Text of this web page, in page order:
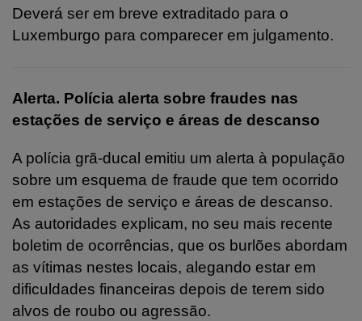
Deverá ser em breve extraditado para o
Luxemburgo para comparecer em julgamento.
Alerta. Polícia alerta sobre fraudes nas
estações de serviço e áreas de descanso
A polícia grã-ducal emitiu um alerta à população
sobre um esquema de fraude que tem ocorrido
em estações de serviço e áreas de descanso.
As autoridades explicam, no seu mais recente
boletim de ocorrências, que os burlões abordam
as vítimas nestes locais, alegando estar em
dificuldades financeiras depois de terem sido
alvos de roubo ou agressão.